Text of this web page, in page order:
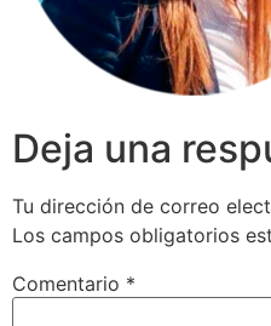
Deja una
Tu dirección de correo
Los campos obligatorios
Comentario *